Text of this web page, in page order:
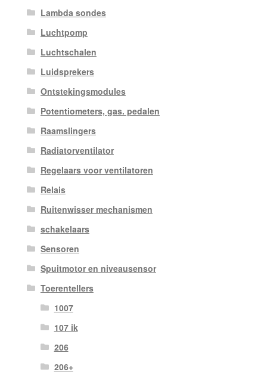
Lambda sondes
Luchtpomp
Luchtschalen
Luidsprekers
Ontstekingsmodules
Potentiometers, gas. pedalen
Raamslingers
Radiatorventilator
Regelaars voor ventilatoren
Relais
Ruitenwisser mechanismen
schakelaars
Sensoren
Spuitmotor en niveausensor
Toerentellers
1007
107 ik
206
206+